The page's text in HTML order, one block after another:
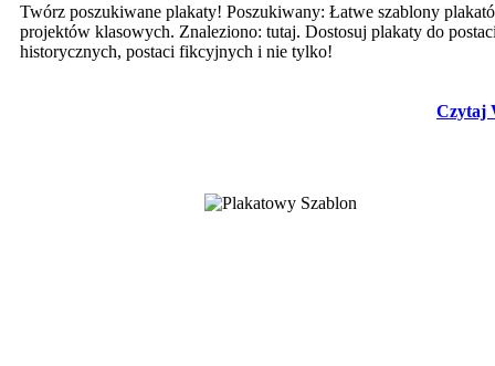
Twórz poszukiwane plakaty! Poszukiwany: Łatwe szablony
projektów klasowych. Znaleziono: tutaj. Dostosuj plakaty do
historycznych, postaci fikcyjnych i nie tylko!
Czytaj